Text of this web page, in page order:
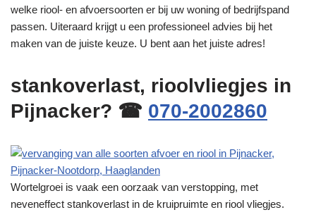
welke riool- en afvoersoorten er bij uw woning of bedrijfspand
passen. Uiteraard krijgt u een professioneel advies bij het
maken van de juiste keuze. U bent aan het juiste adres!
stankoverlast, rioolvliegjes in
Pijnacker? ☎ 070-2002860
Wortelgroei is vaak een oorzaak van verstopping, met
neveneffect stankoverlast in de kruipruimte en riool vliegjes.